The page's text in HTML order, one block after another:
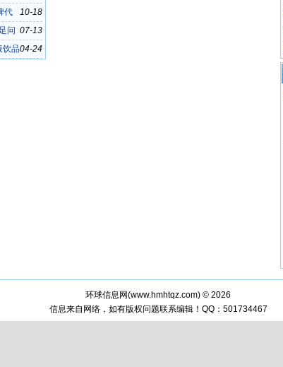
10-18
代
07-13
问
04-24
饮品
环球信息网(www.hmhtqz.com) © 2026
信息来自网络，如有版权问题联系编辑！QQ：501734467